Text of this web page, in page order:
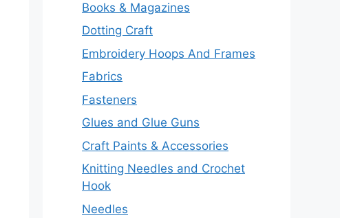
Books & Magazines
Dotting Craft
Embroidery Hoops And Frames
Fabrics
Fasteners
Glues and Glue Guns
Craft Paints & Accessories
Knitting Needles and Crochet
Hook
Needles